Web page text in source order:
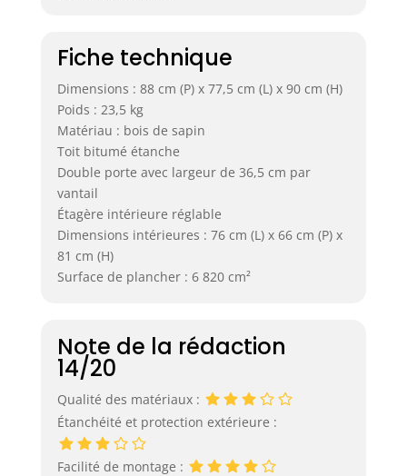
Fiche technique
Dimensions : 88 cm (P) x 77,5 cm (L) x 90 cm (H)
Poids : 23,5 kg
Matériau : bois de sapin
Toit bitumé étanche
Double porte avec largeur de 36,5 cm par
vantail
Étagère intérieure réglable
Dimensions intérieures : 76 cm (L) x 66 cm (P) x
81 cm (H)
Surface de plancher : 6 820 cm²
Note de la rédaction
14/20
Qualité des matériaux :
Étanchéité et protection extérieure :
Facilité de montage :